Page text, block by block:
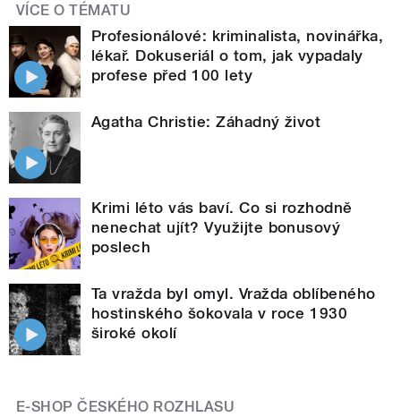
VÍCE O TÉMATU
Profesionálové: kriminalista, novinářka,
lékař. Dokuseriál o tom, jak vypadaly
profese před 100 lety
Agatha Christie: Záhadný život
Krimi léto vás baví. Co si rozhodně
nenechat ujít? Využijte bonusový
poslech
Ta vražda byl omyl. Vražda oblíbeného
hostinského šokovala v roce 1930
široké okolí
E-SHOP ČESKÉHO ROZHLASU